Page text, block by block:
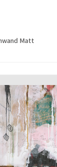
Matt